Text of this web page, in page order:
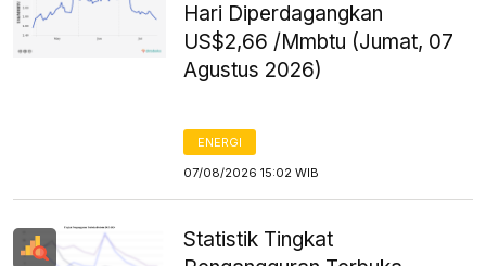
Hari Diperdagangkan
US$2,66 /Mmbtu (Jumat, 07
Agustus 2026)
ENERGI
07/08/2026 15:02 WIB
Statistik Tingkat